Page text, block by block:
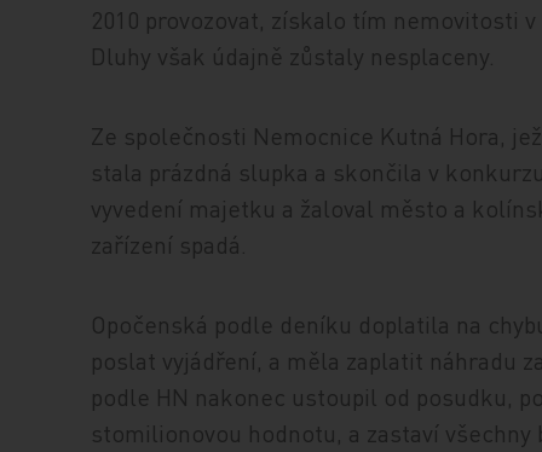
2010 provozovat, získalo tím nemovitosti
Dluhy však údajně zůstaly nesplaceny.
Ze společnosti Nemocnice Kutná Hora,
stala prázdná slupka a skončila v
vyvedení majetku a žaloval město a
zařízení spadá.
Opočenská podle deníku doplatila na
poslat vyjádření, a měla zaplatit náhradu
podle HN nakonec ustoupil od posudku,
stomilionovou hodnotu, a zastaví